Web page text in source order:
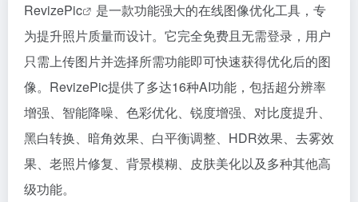
RevizePic
是一款功能强大的在线图像优化工具，专
为提升照片质量而设计。它完全免费且无需登录，用户
只需上传图片并选择所需功能即可快速获得优化后的图
像。RevizePic提供了多达16种AI功能，包括超分辨率
增强、智能降噪、色彩优化、锐度增强、对比度提升、
黑白转换、暗角效果、白平衡调整、HDR效果、去雾效
果、老照片修复、背景模糊、皮肤美化以及多种其他高
级功能。